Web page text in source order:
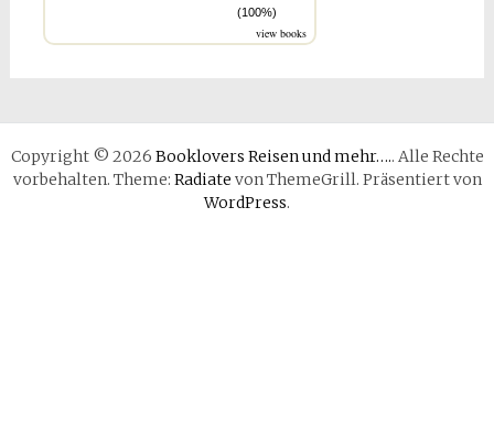
(100%)
view books
Copyright © 2026 Booklovers Reisen und mehr….. Alle Rechte
vorbehalten. Theme: Radiate von ThemeGrill. Präsentiert von
WordPress.